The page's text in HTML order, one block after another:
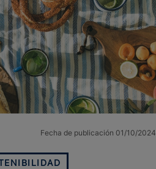
Fecha de publicación 01/10/2024